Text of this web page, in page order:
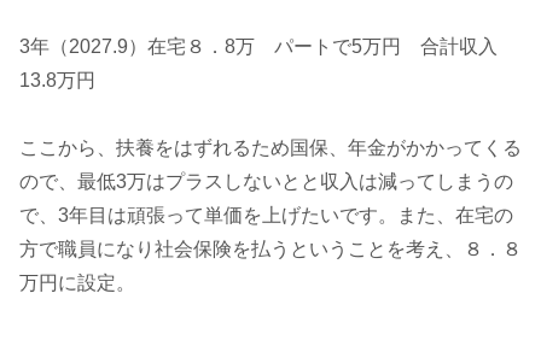
3年（2027.9）在宅８．8万 パートで5万円 合計収入
13.8万円
ここから、扶養をはずれるため国保、年金がかかってくる
ので、最低3万はプラスしないとと収入は減ってしまうの
で、3年目は頑張って単価を上げたいです。また、在宅の
方で職員になり社会保険を払うということを考え、８．８
万円に設定。